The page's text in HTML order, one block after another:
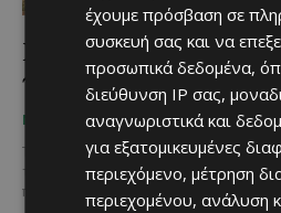
Γνώρισες ή όχι ακόμη
πλευρά της πατάτας
ΜΈΝΟΥΜΕ ΚΎΠΡΟ Χριστίνα
Το Πάρκο της Πατάτας στη Ξυλοφάγου
του χωριού «ανανεώθηκε» και
πολλών επισκεπτών. Εκτός από το...
έχουμε πρόσβαση σε
συσκευή σας και να
προσωπικά δεδομένα,
διεύθυνση IP σας,
αναγνωριστικά και
για εξατομικευμένες
περιεχόμενο, μέτρηση
περιεχομένου, ανάλυση